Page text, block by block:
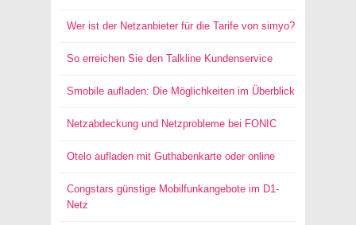
Wer ist der Netzanbieter für die Tarife von simyo?
So erreichen Sie den Talkline Kundenservice
Smobile aufladen: Die Möglichkeiten im Überblick
Netzabdeckung und Netzprobleme bei FONIC
Otelo aufladen mit Guthabenkarte oder online
Congstars günstige Mobilfunkangebote im D1-
Netz